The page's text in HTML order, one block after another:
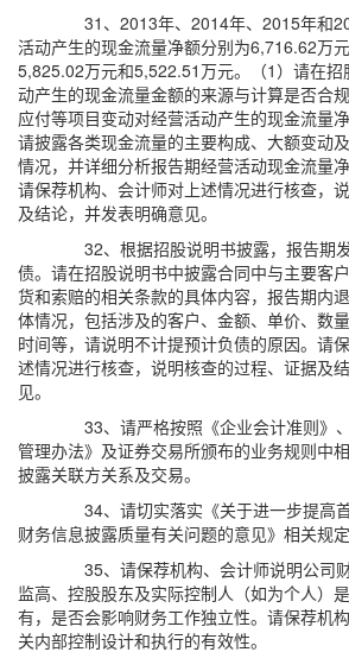
31、2013年、2014年、2015年和
活动产生的现金流量净额分别为6,716.62万
5,825.02万元和5,522.51万元。（1）请在
动产生的现金流量金额的来源与计算是否合
应付等项目变动对经营活动产生的现金流量
请披露各类现金流量的主要构成、大额变动
情况，并详细分析报告期经营活动现金流量
请保荐机构、会计师对上述情况进行核查，
及结论，并发表明确意见。
32、根据招股说明书披露，报告期
债。请在招股说明书中披露合同中与主要客
货和索赔的相关条款的具体内容，报告期内
体情况，包括涉及的客户、金额、单价、数
时间等，请说明不计提预计负债的原因。请
述情况进行核查，说明核查的过程、证据及
见。
33、请严格按照《企业会计准则》
管理办法》及证券交易所颁布的业务规则中
披露关联方关系及交易。
34、请切实落实《关于进一步提高
财务信息披露质量有关问题的意见》相关规定
35、请保荐机构、会计师说明公司
监高、控股股东及实际控制人（如为个人）
有，是否会影响财务工作独立性。请保荐机
关内部控制设计和执行的有效性。